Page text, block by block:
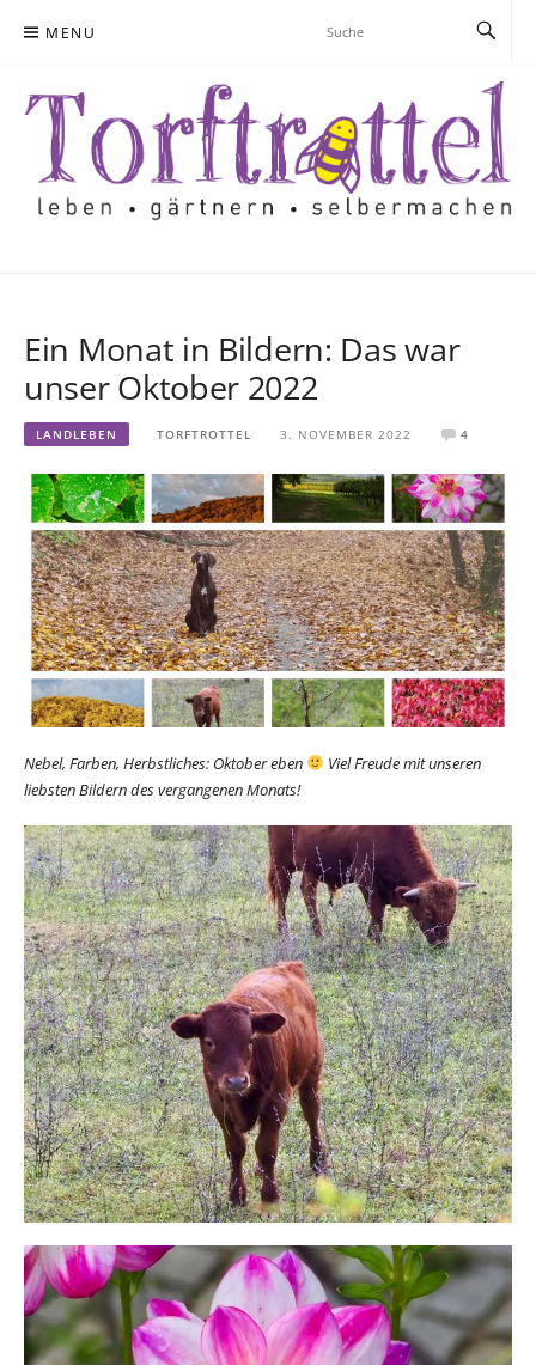
MENU
Ein Monat in Bildern: Das war
unser Oktober 2022
LANDLEBEN TORFTROTTEL 3. NOVEMBER 2022 4
Nebel, Farben, Herbstliches: Oktober eben
Viel Freude mit unseren
liebsten Bildern des vergangenen Monats!